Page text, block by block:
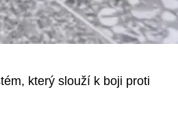
který slouží k boji proti